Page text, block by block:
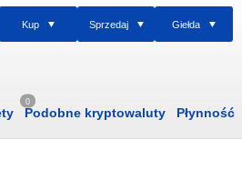
Kup Sprzedaj Giełda
0
Podobne kryptowaluty Płynność